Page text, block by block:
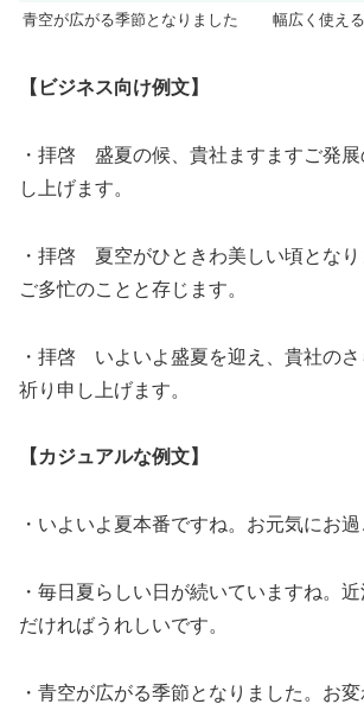
青空が広がる季節となりました
幅広く使える
【ビジネス向け例文】
・拝啓 盛夏の候、貴社ますますご発展
し上げます。
・拝啓 夏空がひときわ美しい頃とな
ご多忙のことと存じます。
・拝啓 いよいよ盛夏を迎え、貴社の
祈り申し上げます。
【カジュアルな例文】
・いよいよ夏本番ですね。お元気にお過
・毎日夏らしい日が続いていますね。
だければうれしいです。
・青空が広がる季節となりました。お